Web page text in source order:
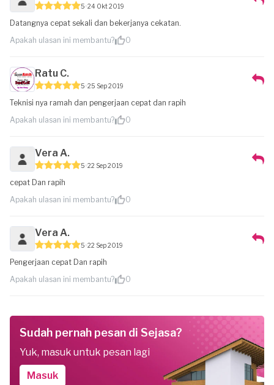
5 24 Okt 2019
Datangnya cepat sekali dan bekerjanya cekatan.
Apakah ulasan ini membantu?
0
Ratu C.
5 25 Sep 2019
Teknisi nya ramah dan pengerjaan cepat dan rapih
Apakah ulasan ini membantu?
0
Vera A.
5 22 Sep 2019
cepat Dan rapih
Apakah ulasan ini membantu?
0
Vera A.
5 22 Sep 2019
Pengerjaan cepat Dan rapih
Apakah ulasan ini membantu?
0
Sudah pernah pesan di Sejasa?
Yuk, masuk untuk pesan lagi
Masuk